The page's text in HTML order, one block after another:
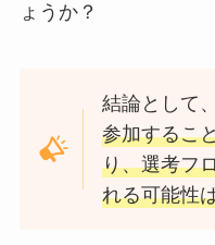
ょうか？
結論として
参加するこ
り、選考フ
れる可能性